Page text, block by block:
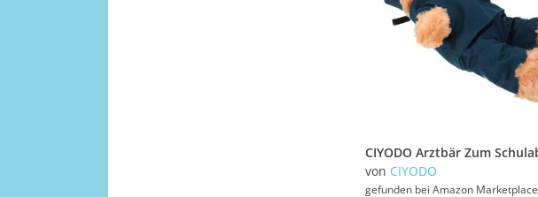
von CIYODO
gefunden bei Amazon Marketplace